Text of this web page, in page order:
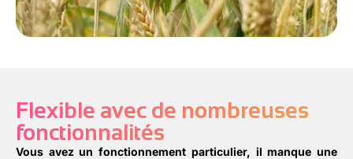
Flexible avec de nombreuses
fonctionnalités
Vous avez un fonctionnement particulier, il manque une